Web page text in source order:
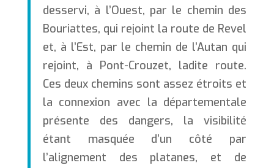
desservi, à l’Ouest, par le chemin des
Bouriattes, qui rejoint la route de Revel
et, à l’Est, par le chemin de l’Autan qui
rejoint, à Pont-Crouzet, ladite route.
Ces deux chemins sont assez étroits et
la connexion avec la départementale
présente des dangers, la visibilité
étant masquée d’un côté par
l’alignement des platanes, et de